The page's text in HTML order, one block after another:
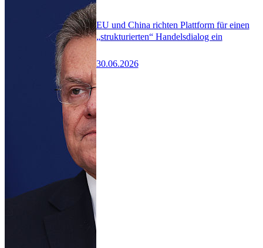
EU und China richten Plattform für einen
„strukturierten“ Handelsdialog ein
30.06.2026